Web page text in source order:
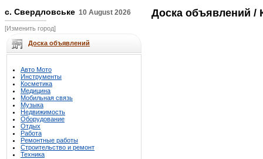
с. Свердловське 10 August 2026
[Изменить город]
Доска объявлений /
Доска объявлений
Авто Мото
Инструменты
Косметика
Медицина
Мобильная связь
Музыка
Недвижимость
Оборудование
Отдых
Работа
Ремонтные работы
Строительство и ремонт
Техника